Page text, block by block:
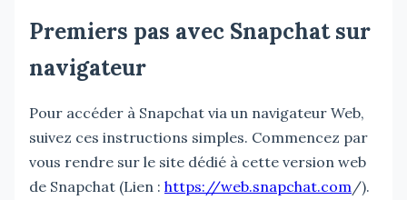
Premiers pas avec Snapchat sur
navigateur
Pour accéder à Snapchat via un navigateur Web,
suivez ces instructions simples. Commencez par
vous rendre sur le site dédié à cette version web
de Snapchat (Lien : https://web.snapchat.com /).